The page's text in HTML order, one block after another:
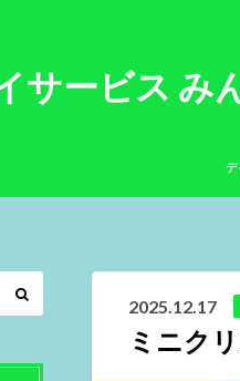
サービ
2025.12.17
ミニク